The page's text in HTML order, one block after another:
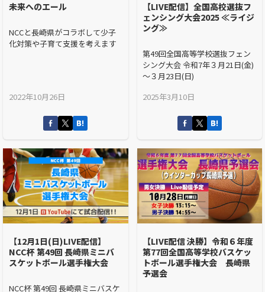
未来へのエール
NCCと長崎県がコラボして少子
化対策や子育て支援を考えます
2022年10月26日
【LIVE配信】全国高校選抜フ
ェンシング大会2025 ≪ライジ
ング≫
第49回全国高等学校選抜フェン
シング大会 令和7年３月21日(金)
～３月23日(日)
2025年3月10日
【12月1日(日)LIVE配信】
NCC杯 第49回 長崎県ミニバ
スケットボール選手権大会
NCC杯 第49回 長崎県ミニバスケ
【LIVE配信 決勝】令和６年度
第77回全国高等学校バスケッ
トボール選手権大会 長崎県
予選会